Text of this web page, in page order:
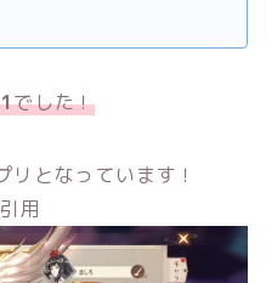
でした！
リとなっています！
用